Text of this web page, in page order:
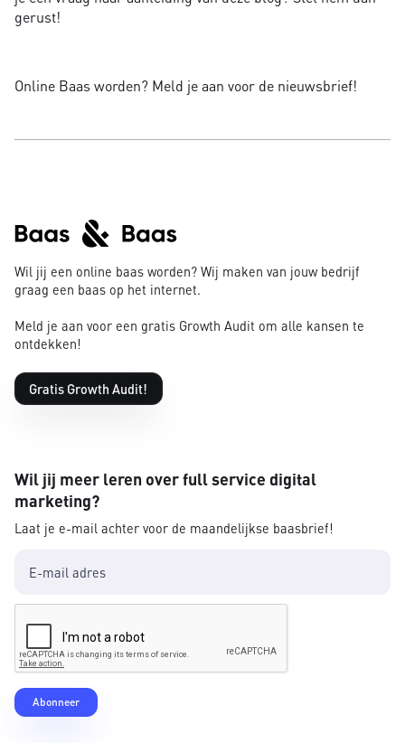
gerust!
Online Baas worden? Meld je aan voor de nieuwsbrief!
Wil jij een online baas worden? Wij maken van jouw bedrijf
graag een baas op het internet.
Meld je aan voor een gratis Growth Audit om alle kansen te
ontdekken!
Gratis Growth Audit!
Wil jij meer leren over full service digital
marketing?
Laat je e-mail achter voor de maandelijkse baasbrief!